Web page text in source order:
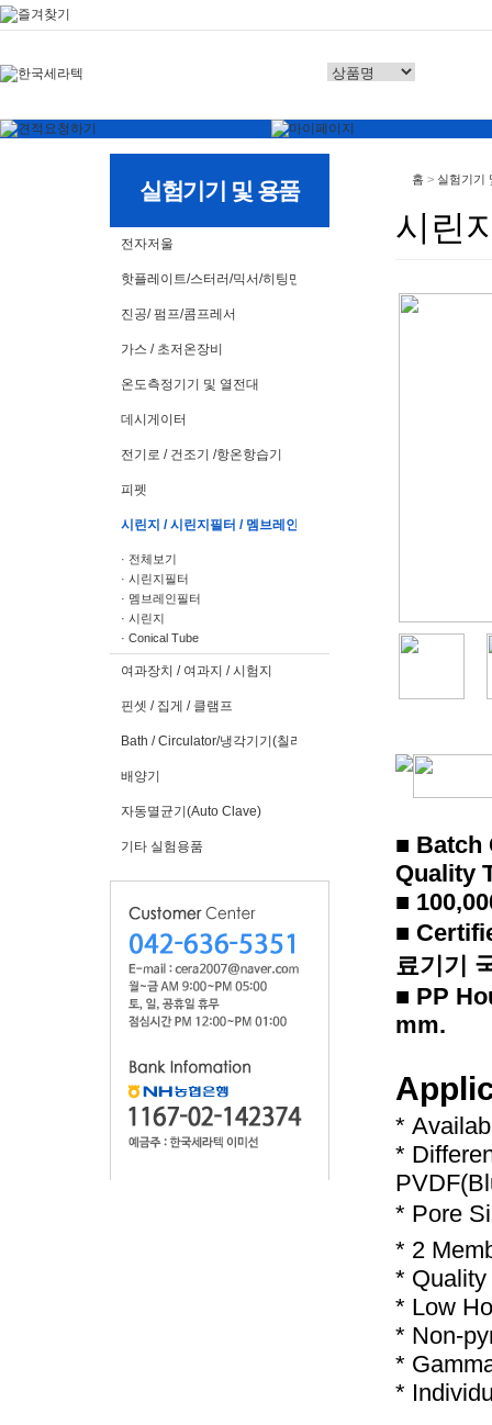
실험기기 및 용품
전자저울
핫플레이트/스터러/믹서/히팅맨틀
진공/ 펌프/콤프레서
가스 / 초저온장비
온도측정기기 및 열전대
데시게이터
전기로 / 건조기 /항온항습기
피펫
시린지 / 시린지필터 / 멤브레인필터
· 전체보기
· 시린지필터
· 멤브레인필터
· 시린지
· Conical Tube
여과장치 / 여과지 / 시험지
핀셋 / 집게 / 클램프
Bath / Circulator/냉각기기(칠러)
배양기
자동멸균기(Auto Clave)
기타 실험용품
홈 > 실험기기
시린
■ Batch
Quality
■
■
료기기
■ PP
mm.
*
*
* Pore
* 2
*
* Low
* Non-
*
*